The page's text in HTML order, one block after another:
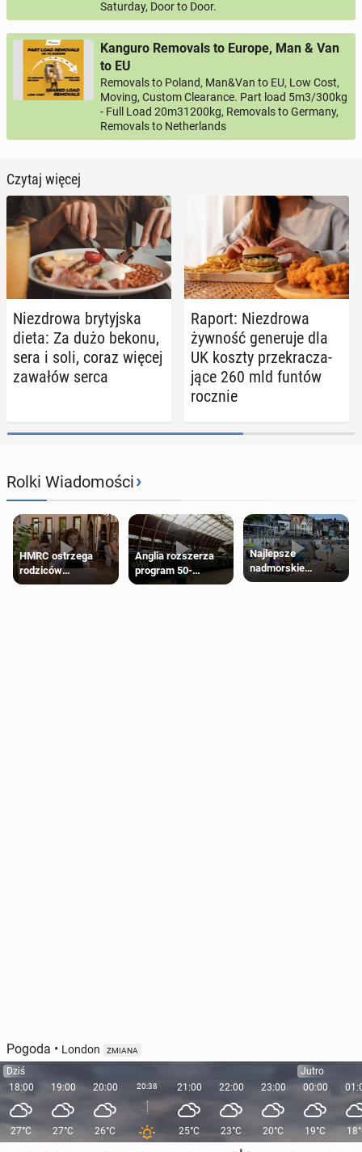
Saturday, Door to Door.
Kanguro Removals to Europe, Man & Van
to EU
Removals to Poland, Man&Van to EU, Low Cost,
Moving, Custom Clearance. Part load 5m3/300kg
- Full Load 20m31200kg, Removals to Germany,
Removals to Netherlands
Czytaj więcej
Nie­zdro­wa bry­tyj­ska
dieta: Za dużo bekonu,
sera i soli, coraz więcej
zawałów serca
Raport: Nie­zdro­wa
żywność ge­ne­ru­je dla
UK koszty prze­kra­cza­
ją­ce 260 mld funtów
rocznie
Rolki Wiadomości›
HMRC ostrzega
rodziców
pobierających Child
Anglia rozszerza
program 50-
procentowych
Najlepsze
nadmorskie
miasteczko blisko
Pogoda • London ZMIANA
Dziś
18:00
27°C
19:00
27°C
20:00
26°C
20:38 21:00
25°C
22:00
23°C
23:00
20°C
Jutro
00:00
19°C